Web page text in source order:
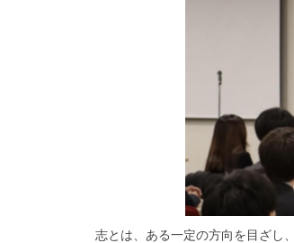
志とは、ある一定の方向を目ざし